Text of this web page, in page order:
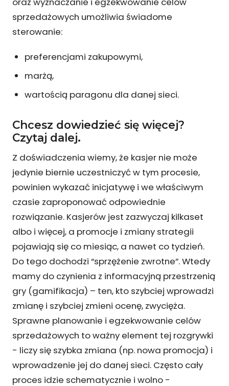
sprzedażowych umożliwia świadome
sterowanie:
preferencjami zakupowymi,
marżą,
wartością paragonu dla danej sieci.
Chcesz dowiedzieć się więcej?
Czytaj dalej.
Z doświadczenia wiemy, że kasjer nie może
jedynie biernie uczestniczyć w tym procesie,
powinien wykazać inicjatywę i we właściwym
czasie zaproponować odpowiednie
rozwiązanie. Kasjerów jest zazwyczaj kilkaset
albo i więcej, a promocje i zmiany strategii
pojawiają się co miesiąc, a nawet co tydzień.
Do tego dochodzi “sprzężenie zwrotne”. Wtedy
mamy do czynienia z informacyjną przestrzenią
gry (gamifikacja) – ten, kto szybciej wprowadzi
zmianę i szybciej zmieni ocenę, zwycięża.
Sprawne planowanie i egzekwowanie celów
sprzedażowych to ważny element tej rozgrywki
- liczy się szybka zmiana (np. nowa promocja) i
wprowadzenie jej do danej sieci. Często cały
proces idzie schematycznie i wolno -